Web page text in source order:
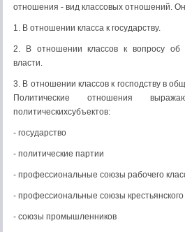
отношения - вид классовых отношений.
1. В отношении класса к государству.
2. В отношении классов к вопросу об
власти.
3. В отношении классов к господству в
Политические отношения
политическихсубъектов:
- государство
- политические партии
- профессиональные союзы рабочего
- профессиональные союзы крестьянского
- союзы промышленников